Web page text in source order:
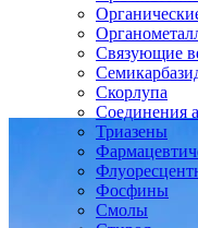
Связующие
Скорлупа
Соединения
Триазены
Фосфины
Смолы